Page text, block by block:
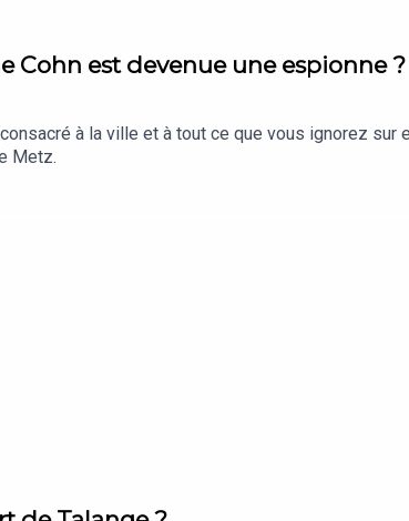
Cohn est devenue une espionne ?
à la ville et à tout ce que vous ignorez sur
Metz.